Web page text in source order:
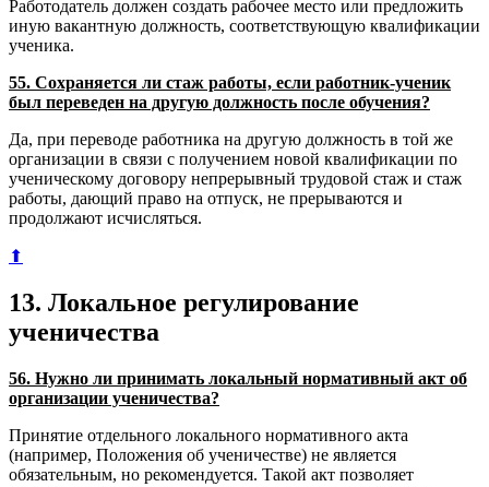
Работодатель должен создать рабочее место или предложить
иную вакантную должность, соответствующую квалификации
ученика.
55. Сохраняется ли стаж работы, если работник-ученик
был переведен на другую должность после обучения?
Да, при переводе работника на другую должность в той же
организации в связи с получением новой квалификации по
ученическому договору непрерывный трудовой стаж и стаж
работы, дающий право на отпуск, не прерываются и
продолжают исчисляться.
⬆
13. Локальное регулирование
ученичества
56. Нужно ли принимать локальный нормативный акт об
организации ученичества?
Принятие отдельного локального нормативного акта
(например, Положения об ученичестве) не является
обязательным, но рекомендуется. Такой акт позволяет